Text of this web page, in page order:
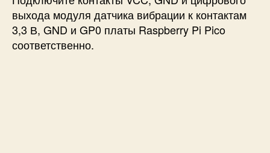
выхода модуля датчика вибрации к контактам
3,3 В, GND и GP0 платы Raspberry Pi Pico
соответственно.